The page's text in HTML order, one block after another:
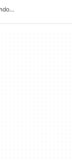
Hp-Skrivarens Drivrutiner För Windows 7